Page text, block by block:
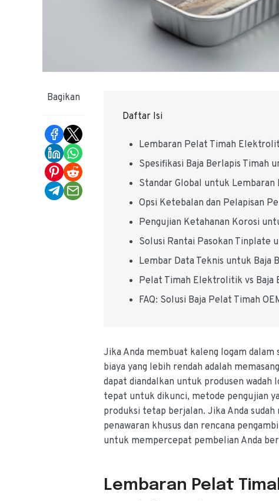
Bagikan
Daftar Isi
Lembaran Pelat Timah
Spesifikasi Baja Berlapis Timah
Standar Global untuk Lembaran
Opsi Ketebalan dan Pelapisan
Pengujian Ketahanan Korosi
Solusi Rantai Pasokan Tinplate
Lembar Data Teknis untuk Baja
Pelat Timah Elektrolitik vs Baja
FAQ: Solusi Baja Pelat Timah
Jika Anda membuat kaleng logam
biaya yang lebih rendah adalah
dapat diandalkan untuk produsen wadah
tepat untuk dikunci, metode pengujian
produksi tetap berjalan. Jika Anda
penawaran khusus dan rencana
untuk mempercepat pembelian Anda
Lembaran Pelat